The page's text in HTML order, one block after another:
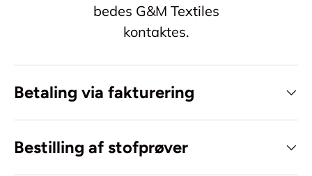
bedes G&M Textiles
kontaktes.
Betaling via fakturering
Bestilling af stofprøver